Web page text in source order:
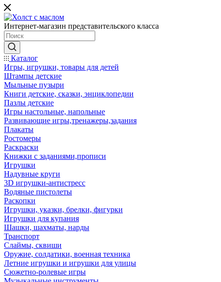
Интернет-магазин представительского класса
Каталог
Игры, игрушки, товары для детей
Штампы детские
Мыльные пузыри
Книги детские, сказки, энциклопедии
Пазлы детские
Игры настольные, напольные
Развивающие игры,тренажеры,задания
Плакаты
Ростомеры
Раскраски
Книжки с заданиями,прописи
Игрушки
Надувные круги
3D игрушки-антистресс
Водяные пистолеты
Раскопки
Игрушки, указки, брелки, фигурки
Игрушки для купания
Шашки, шахматы, нарды
Транспорт
Слаймы, сквиши
Оружие, солдатики, военная техника
Летние игрушки и игрушки для улицы
Сюжетно-ролевые игры